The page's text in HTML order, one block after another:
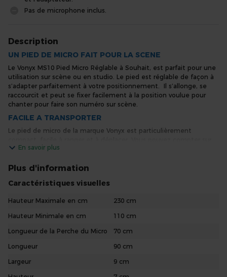
Description
UN PIED DE MICRO FAIT POUR LA SCENE
Le Vonyx MS10 Pied Micro Réglable à Souhait, est parfait pour une
utilisation sur scène ou en studio. Le pied est réglable de façon à
s’adapter parfaitement à votre positionnement. Il s’allonge, se
raccourcit et peut se fixer facilement à la position voulue pour
chanter pour faire son numéro sur scène.
FACILE A TRANSPORTER
Le pied de micro de la marque Vonyx est particulièrement
lui si vous faites des prestations en tournées ou à des endroits
placement grâce à ses pieds pliables.
UNE FINITION PARFAITE ET ROBUSTE
particulièrement design et apprécié pour son aspect sobre.
Cependant qui dit efficacité dit fiabilité, ce pied de micro en
dispose de pieds antidérapants.
Vonyx MS10 Pied Micro Avec Perche, Haute Qualité, Noir
En savoir plus
Plus d'information
Caractéristiques visuelles
Hauteur Maximale en cm
230 cm
Hauteur Minimale en cm
110 cm
Longueur de la Perche du Micro
70 cm
Longueur
90 cm
Largeur
9 cm
Pas de microphone inclus.